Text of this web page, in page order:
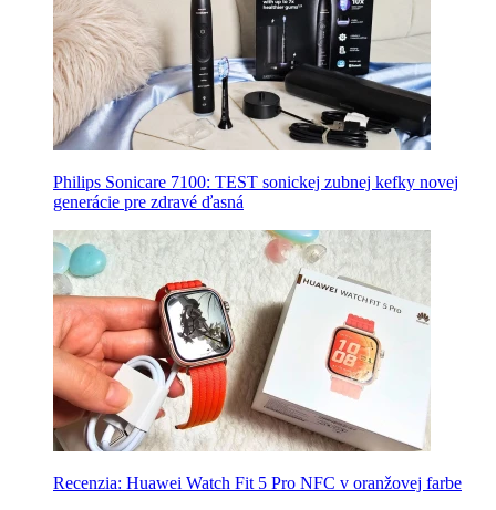
Philips Sonicare 7100: TEST sonickej zubnej kefky novej
generácie pre zdravé ďasná
Recenzia: Huawei Watch Fit 5 Pro NFC v oranžovej farbe